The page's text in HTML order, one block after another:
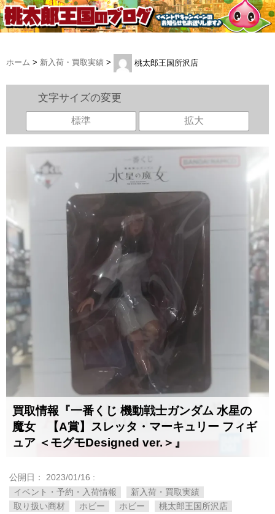
ホーム > 新入荷・買取実績 > 桃太郎王国所沢店
文字サイズの変更
標準 拡大
買取情報『一番くじ 機動戦士ガンダム 水星の
魔女 【A賞】スレッタ・マーキュリー フィギ
ュア ＜モグモDesigned ver.＞』
公開日： 2023/01/16 :
イベント・予約・入荷情報
新入荷・買取実績
取り扱い商材
ホビー ホビー
桃太郎王国所沢店